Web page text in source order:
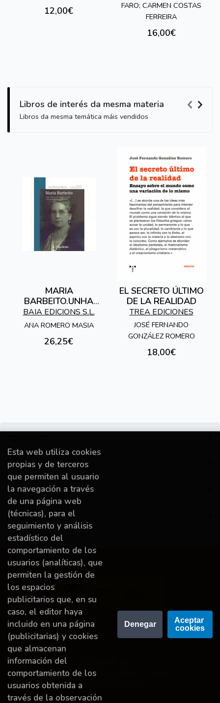
12,00€
FARO; CARMEN COSTAS
FERREIRA
16,00€
Libros de interés da mesma materia
Libros da mesma temática máis vendidos
MARIA
BARBEITO.UNHA
VIDA AO SERVIZO
DA ESCOLA E DOS
BAIA EDICIONS S.L.
ANA ROMERO MASIA
26,25€
EL SECRETO ÚLTIMO
DE LA REALIDAD
TREA EDICIONES
JOSÉ FERNANDO
GONZÁLEZ ROMERO
18,00€
Información
Destacado
A miña conta
Proyecto financiado por la Dirección General del
Libro y Fomento de la Lectura, Ministerio de
Cultura y Deporte.
Financiado por la Unión Europea-Next Generation
Esta web utiliza cookies
propias y de terceros
que permiten al usuario
la navegación a través
de una página web
(técnicas), para el
seguimiento y análisis
estadístico del
comportamiento de los
usuarios (analíticas), que
permiten la gestión de
los espacios
publicitarios que, en su
caso, el editor haya
incluido en una página
(publicitarias) y cookies
que almacenan
información del
comportamiento de los
usuarios obtenida a
través de la observación
Denegar
Aceptar
cookies